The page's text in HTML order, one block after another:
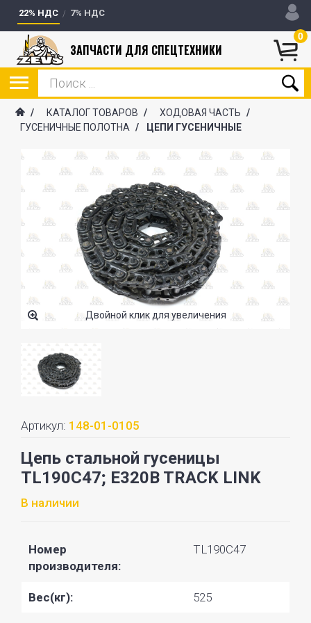
22% НДС 7% НДС
0
ЗАПЧАСТИ ДЛЯ СПЕЦТЕХНИКИ
/ КАТАЛОГ ТОВАРОВ / ХОДОВАЯ ЧАСТЬ /
ГУСЕНИЧНЫЕ ПОЛОТНА / ЦЕПИ ГУСЕНИЧНЫЕ
Двойной клик для увеличения
Артикул: 148-01-0105
Цепь стальной гусеницы
TL190C47; E320B TRACK LINK
В наличии
Номер
производителя:
TL190C47
Вес(кг): 525